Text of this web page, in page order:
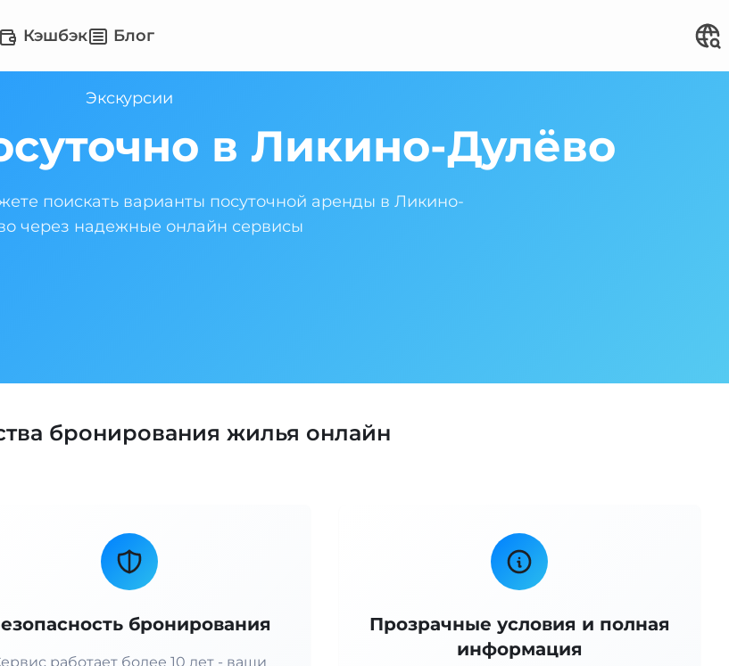
Кэшбэк Блог
Экскурсии
в Ликино-Дулёво
поискать варианты посуточной аренды в Ликино-
через надежные онлайн сервисы
бронирования жилья онлайн
бронирования
работает более 10 лет - ваши
Прозрачные условия и полная
информация